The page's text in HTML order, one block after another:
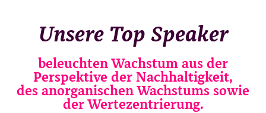
Unsere Top Speaker
beleuchten Wachstum aus der
Perspektive der Nachhaltigkeit,
des anorganischen Wachstums sowie
der Wertezentrierung.